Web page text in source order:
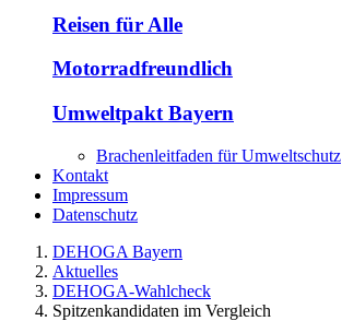
Reisen für Alle
Motorradfreundlich
Umweltpakt Bayern
Brachenleitfaden für Umweltschutz
Kontakt
Impressum
Datenschutz
DEHOGA Bayern
Aktuelles
DEHOGA-Wahlcheck
Spitzenkandidaten im Vergleich